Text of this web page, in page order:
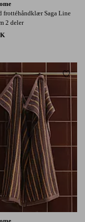
frottéhåndklær Saga Line
2 deler